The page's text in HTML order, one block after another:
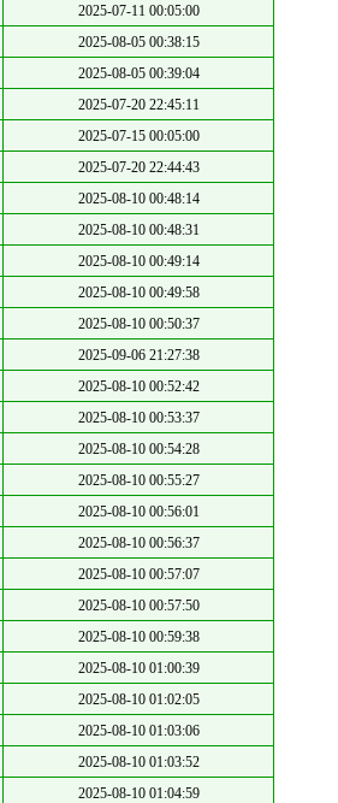
2025-07-11 00:05:00
2025-08-05 00:38:15
2025-08-05 00:39:04
2025-07-20 22:45:11
2025-07-15 00:05:00
2025-07-20 22:44:43
2025-08-10 00:48:14
2025-08-10 00:48:31
2025-08-10 00:49:14
2025-08-10 00:49:58
2025-08-10 00:50:37
2025-09-06 21:27:38
2025-08-10 00:52:42
2025-08-10 00:53:37
2025-08-10 00:54:28
2025-08-10 00:55:27
2025-08-10 00:56:01
2025-08-10 00:56:37
2025-08-10 00:57:07
2025-08-10 00:57:50
2025-08-10 00:59:38
2025-08-10 01:00:39
2025-08-10 01:02:05
2025-08-10 01:03:06
2025-08-10 01:03:52
2025-08-10 01:04:59